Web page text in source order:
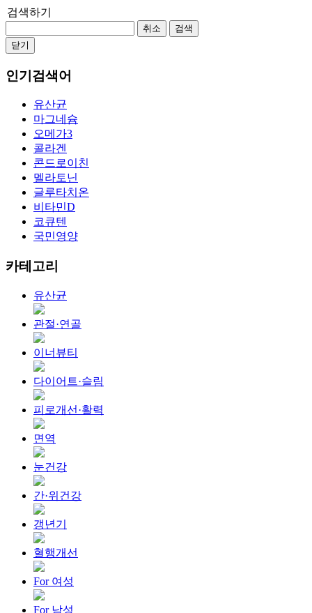
검색하기
취소
검색
닫기
인기검색어
유산균
마그네슘
오메가3
콜라겐
콘드로이친
멜라토닌
글루타치온
비타민D
코큐텐
국민영양
카테고리
유산균
관절·연골
이너뷰티
다이어트·슬림
피로개선·활력
면역
눈건강
간·위건강
갱년기
혈행개선
For 여성
For 남성